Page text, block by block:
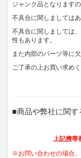
ジャンク品となります
不具合に関しましては
不具合に関しましては
性もあります。
また内部のパーツ等に
ご了承の上お買い求めく
■商品や弊社に関
上記携帯
※お問い合わせの場合